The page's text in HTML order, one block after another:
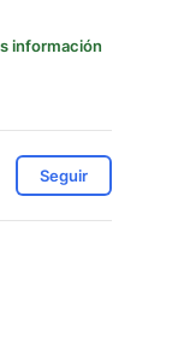
información
Seguir